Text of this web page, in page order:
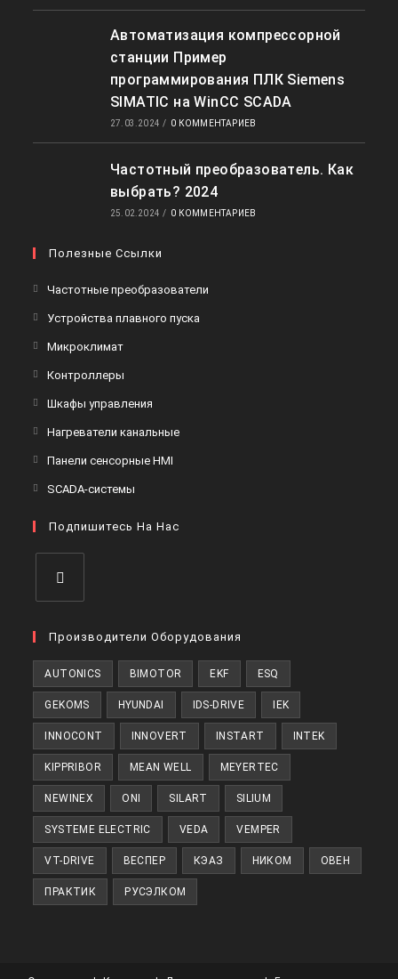
Автоматизация компрессорной
станции Пример
программирования ПЛК Siemens
SIMATIC на WinCC SCADA
27.03.2024 / 0 КОММЕНТАРИЕВ
Частотный преобразователь. Как
выбрать? 2024
25.02.2024 / 0 КОММЕНТАРИЕВ
Полезные Ссылки
Частотные преобразователи
Устройства плавного пуска
МикроклиматОткроется
вкладке
Контроллеры
вкладке
Шкафы управления
вкладке
Нагреватели канальныеОткроется
Панели сенсорные HMI
вкладке
SCADA-системы
новой
Подпишитесь На Нас
в
вкладке
Производители Оборудования
AUTONICS BIMOTOR EKF ESQ
GEKOMS HYUNDAI IDS-DRIVE IEK
INNOCONT INNOVERT INSTART INTEK
KIPPRIBOR MEAN WELL MEYERTEC
NEWINEX ONI SILART SILIUM
SYSTEME ELECTRIC VEDA VEMPER
VT-DRIVE ВЕСПЕР КЭАЗ НИКОМ ОВЕН
ПРАКТИК РУСЭЛКОМ